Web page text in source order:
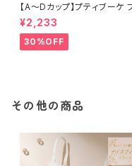
【A〜Dカップ】プティブーケ ブラ
＆ショーツ
¥2,233
30%OFF
その他の商品